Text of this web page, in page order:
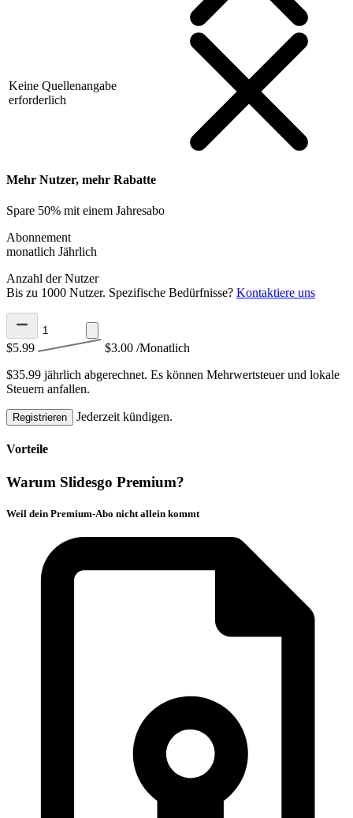
Keine Quellenangabe
erforderlich
Mehr Nutzer, mehr Rabatte
Spare 50% mit einem Jahresabo
Abonnement
monatlich Jährlich
Anzahl der Nutzer
Bis zu 1000 Nutzer. Spezifische Bedürfnisse? Kontaktiere uns
$5.99 $3.00 /Monatlich
$35.99 jährlich abgerechnet. Es können Mehrwertsteuer und lokale
Steuern anfallen.
Registrieren Jederzeit kündigen.
Vorteile
Warum Slidesgo Premium?
Weil dein Premium-Abo nicht allein kommt